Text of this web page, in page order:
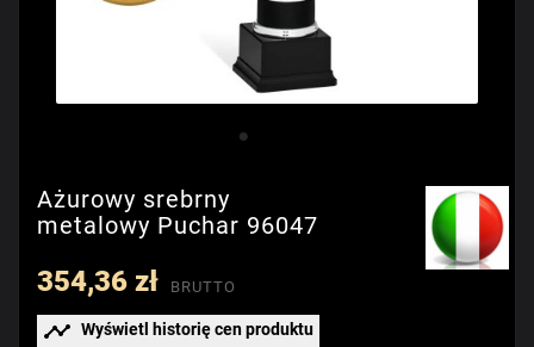
Ażurowy srebrny
metalowy Puchar 96047
354,36 zł BRUTTO
 Wyświetl historię cen produktu